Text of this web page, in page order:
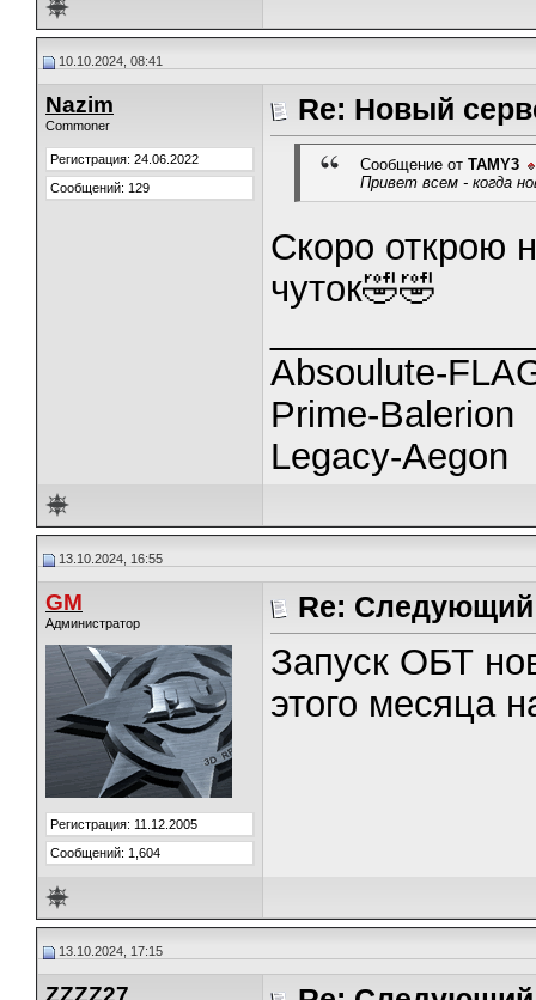
10.10.2024, 08:41
Nazim
Commoner
Регистрация: 24.06.2022
Сообщений: 129
Re: Новый
Сообщение от TAMY3
Привет всем - когда
Скоро открою
чуток🤣🤣
Absoulute-
Prime-Balerion
Legacy-Aegon
13.10.2024, 16:55
GM
Администратор
Регистрация: 11.12.2005
Сообщений: 1,604
Re: Следующий
Запуск ОБТ
этого месяца
13.10.2024, 17:15
ZZZZ27